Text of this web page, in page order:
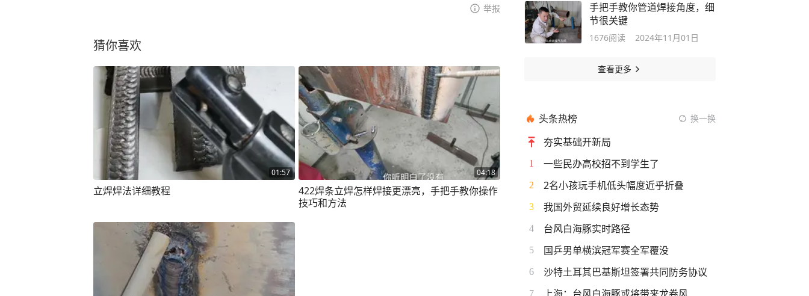
举报
猜你喜欢
01:57
立焊焊法详细教程
04:18
422焊条立焊怎样焊接更漂亮，手把手教你操作
技巧和方法
手把手教你管道焊接角度，细
节很关键
1676阅读 2024年11月01日
查看更多
头条热榜 换一换
夯实基础开新局
1 一些民办高校招不到学生了
2 2名小孩玩手机低头幅度近乎折叠
3 我国外贸延续良好增长态势
4 台风白海豚实时路径
5 国乒男单横滨冠军赛全军覆没
6 沙特土耳其巴基斯坦签署共同防务协议
7